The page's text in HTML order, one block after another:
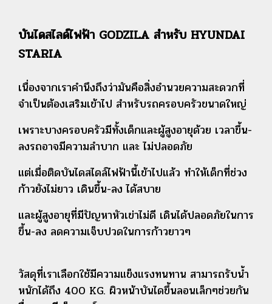
บันไดสไลด์ไฟฟ้า GODZILA สำหรับ HYUNDAI
STARIA
เนื่องจากเราคำนึงถึงว่ามันคือสิ่งอำนวยความสะดวกที่
จำเป็นต้องเสริมเข้าไป สำหรับรถครอบครัวขนาดใหญ่
เพราะบางครอบครัวมีทั้งเด็กและผู้สูงอายุด้วย เวลาขึ้น-
ลงรถอาจมีความลำบาก และ ไม่ปลอดภัย
แต่เมื่อติดบันไดสไดล์ไฟฟ้านี้เข้าไปแล้ว ทำให้เด็กที่ช่วง
ก้าวยังไม่ยาว เดินขึ้น-ลง ได้สบาย
และผู้สูงอายุที่มีปัญหาหัวเข่าไม่ดี เดินได้ปลอดภัยในการ
ขึ้น-ลง ลดความเจ็บปวดในการก้าวยาวๆ
วัสดุที่เราเลือกใช้มีความแข็งแรงทนทาน สามารถรับน้ำ
หนักได้ถึง 400 KG. ผิวหน้าบันไดขึ้นลอนเล็กๆช่วยกัน